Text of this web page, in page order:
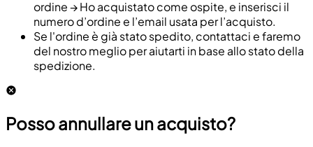
ordine → Ho acquistato come ospite, e inserisci il
numero d’ordine e l’email usata per l’acquisto.
Se l'ordine è già stato spedito, contattaci e faremo
del nostro meglio per aiutarti in base allo stato della
spedizione.
Posso annullare un acquisto?